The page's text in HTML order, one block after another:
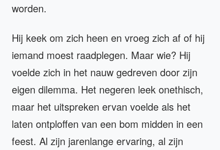
worden.
Hij keek om zich heen en vroeg zich af of hij
iemand moest raadplegen. Maar wie? Hij
voelde zich in het nauw gedreven door zijn
eigen dilemma. Het negeren leek onethisch,
maar het uitspreken ervan voelde als het
laten ontploffen van een bom midden in een
feest. Al zijn jarenlange ervaring, al zijn